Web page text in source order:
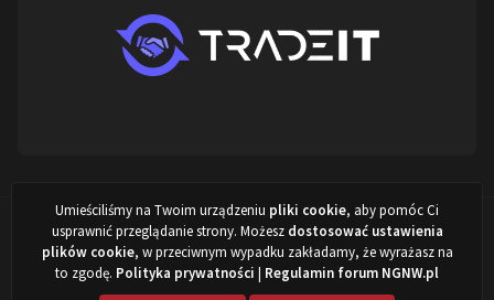
Projekt stworzony przez:ARISovsky,NewITVision.pl&NGNW.pl
2022 - 2026
Powered by Invision Community
Umieściliśmy na Twoim urządzeniu pliki cookie, aby pomóc Ci
usprawnić przeglądanie strony. Możesz dostosować ustawienia
plików cookie, w przeciwnym wypadku zakładamy, że wyrażasz na
to zgodę. Polityka prywatności | Regulamin forum NGNW.pl